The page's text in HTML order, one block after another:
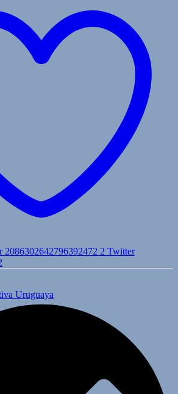
2086302642796392472 2 Twitter
Uruguaya